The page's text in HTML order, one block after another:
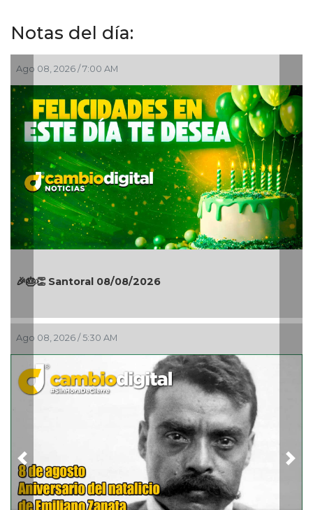
Notas del día:
Ago 08, 2026 / 7:00 AM
🎉🎂👏 Santoral 08/08/2026
Ago 08, 2026 / 5:30 AM
Previous